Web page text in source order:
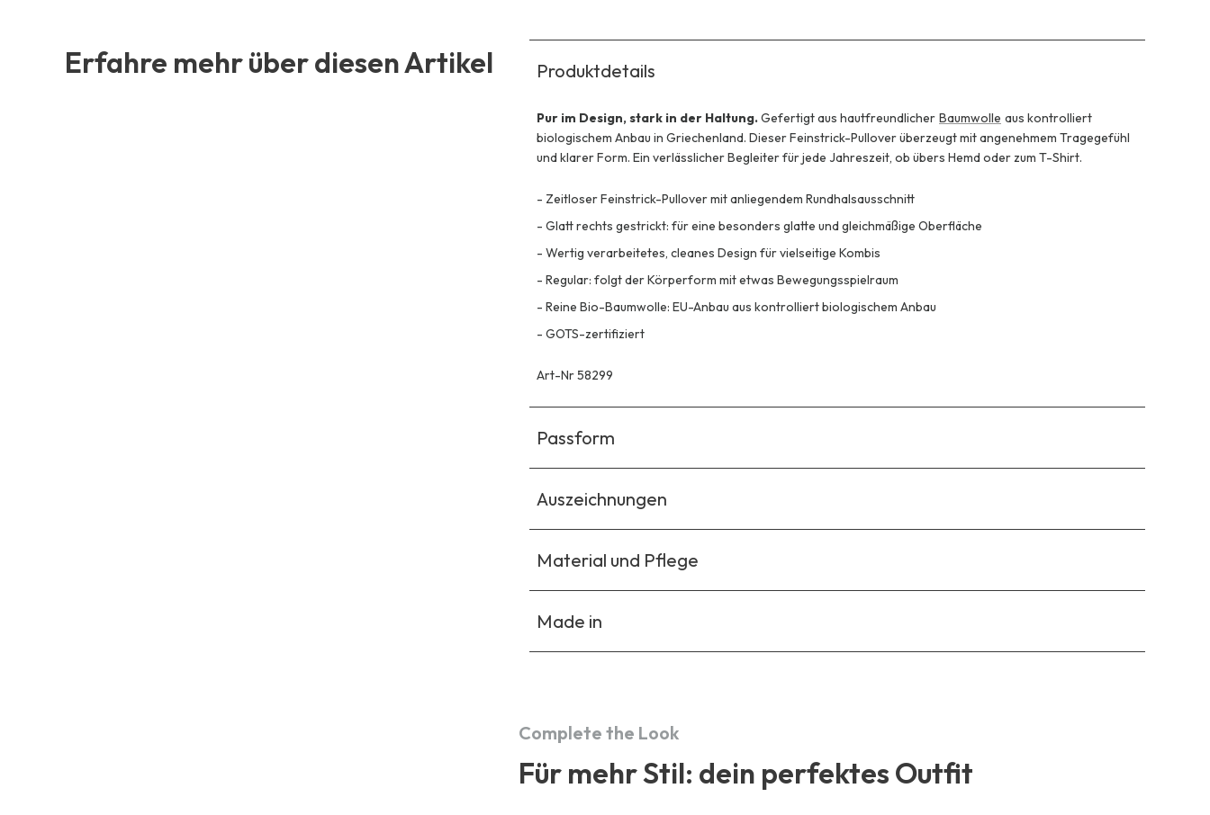
Erfahre mehr über diesen Artikel Produktdetails
Pur im Design, stark in der Haltung.Gefertigt aus hautfreundlicher Baumwolle aus kontrolliert
biologischem Anbau in Griechenland. Dieser Feinstrick-Pullover überzeugt mit angenehmem Tragegefühl
und klarer Form. Ein verlässlicher Begleiter für jede Jahreszeit, ob übers Hemd oder zum T-Shirt.
- Zeitloser Feinstrick-Pullover mit anliegendem Rundhalsausschnitt
- Glatt rechts gestrickt: für eine besonders glatte und gleichmäßige Oberfläche
- Wertig verarbeitetes, cleanes Design für vielseitige Kombis
- Regular: folgt der Körperform mit etwas Bewegungsspielraum
- Reine Bio-Baumwolle: EU-Anbau aus kontrolliert biologischem Anbau
- GOTS-zertifiziert
Art-Nr 58299
Passform
Auszeichnungen
Material und Pflege
Made in
Complete the Look
Für mehr Stil: dein perfektes Outfit